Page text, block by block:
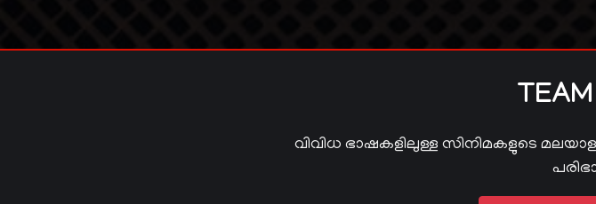
വിവിധ ഭാഷകളിലുള്ള സിനിമകളുടെ